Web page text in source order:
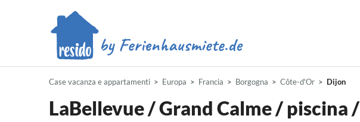
Case vacanza e appartamenti Europa Francia Borgogna Côte-d'Or Dijon
LaBellevue / Grand Calme / piscina /